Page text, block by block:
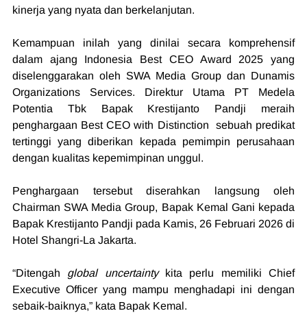
kinerja yang nyata dan berkelanjutan.
Kemampuan inilah yang dinilai secara komprehensif
dalam ajang Indonesia Best CEO Award 2025 yang
diselenggarakan oleh SWA Media Group dan Dunamis
Organizations Services. Direktur Utama PT Medela
Potentia Tbk Bapak Krestijanto Pandji meraih
penghargaan Best CEO with Distinction  sebuah predikat
tertinggi yang diberikan kepada pemimpin perusahaan
dengan kualitas kepemimpinan unggul.
Penghargaan tersebut diserahkan langsung oleh
Chairman SWA Media Group, Bapak Kemal Gani kepada
Bapak Krestijanto Pandji pada Kamis, 26 Februari 2026 di
Hotel Shangri-La Jakarta.
“Ditengah global uncertainty kita perlu memiliki Chief
Executive Officer yang mampu menghadapi ini dengan
sebaik-baiknya,” kata Bapak Kemal.